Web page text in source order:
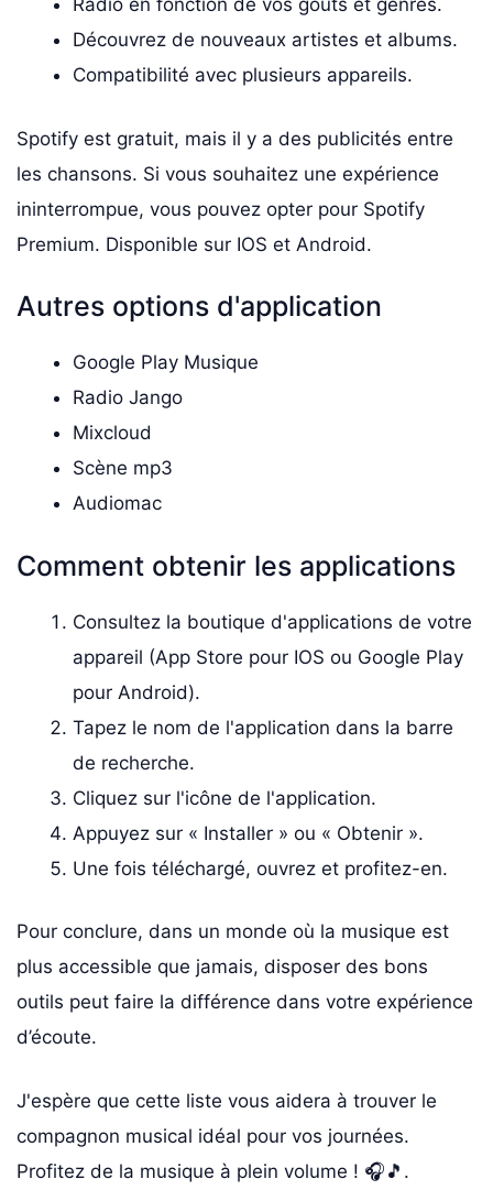
Radio en fonction de vos goûts et genres.
Découvrez de nouveaux artistes et albums.
Compatibilité avec plusieurs appareils.
Spotify est gratuit, mais il y a des publicités entre
les chansons. Si vous souhaitez une expérience
ininterrompue, vous pouvez opter pour Spotify
Premium. Disponible sur IOS et Android.
Autres options d'application
Google Play Musique
Radio Jango
Mixcloud
Scène mp3
Audiomac
Comment obtenir les applications
Consultez la boutique d'applications de votre
appareil (App Store pour IOS ou Google Play
pour Android).
Tapez le nom de l'application dans la barre
de recherche.
Cliquez sur l'icône de l'application.
Appuyez sur « Installer » ou « Obtenir ».
Une fois téléchargé, ouvrez et profitez-en.
Pour conclure, dans un monde où la musique est
plus accessible que jamais, disposer des bons
outils peut faire la différence dans votre expérience
d’écoute.
J'espère que cette liste vous aidera à trouver le
compagnon musical idéal pour vos journées.
Profitez de la musique à plein volume ! 🎧🎵.